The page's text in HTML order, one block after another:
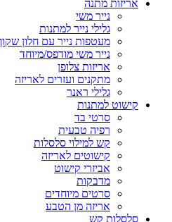
אריזות מתנה
נייר משי
גלילי נייר למתנות
מעטפות נייר עם חלון
נייר משי מודפס/מיוחד
אריזות צלופן
מתקנים ועזרים לאריזה
גלילי ראנר
קישוט למתנות
סרטי בד
רפיה טבעית
קש למילוי סלסלות
קישוטים לאריזה
אביזרי קישוט
מדבקות
סרטים מיוחדים
אריזה מן הטבע
סלסלות קש